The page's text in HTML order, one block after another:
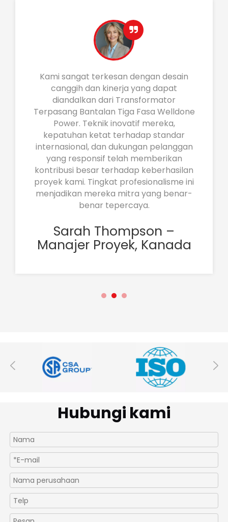
Kami sangat terkesan dengan desain
canggih dan kinerja yang dapat
diandalkan dari Transformator
Terpasang Bantalan Tiga Fasa Welldone
Power. Teknik inovatif mereka,
kepatuhan ketat terhadap standar
internasional, dan dukungan pelanggan
yang responsif telah memberikan
kontribusi besar terhadap keberhasilan
proyek kami. Tingkat profesionalisme ini
menjadikan mereka mitra yang benar-
benar tepercaya.
Sarah Thompson –
Manajer Proyek, Kanada
Hubungi kami